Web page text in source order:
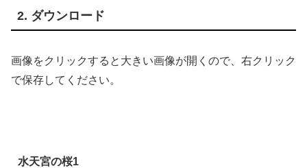
2. ダウンロード
画像をクリックすると大きい画像が開くので、右クリック
で保存してください。
水天宮の桜1